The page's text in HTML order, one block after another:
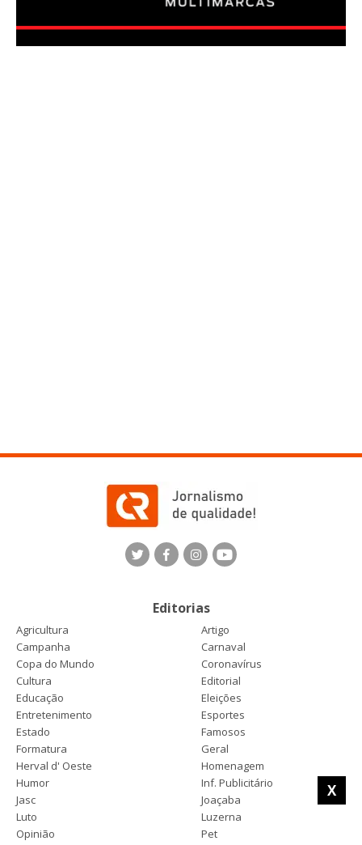
X
Editorias
Agricultura
Artigo
Campanha
Carnaval
Copa do Mundo
Coronavírus
Cultura
Editorial
Educação
Eleições
Entretenimento
Esportes
Estado
Famosos
Formatura
Geral
Herval d' Oeste
Homenagem
Humor
Inf. Publicitário
Jasc
Joaçaba
Luto
Luzerna
Opinião
Pet